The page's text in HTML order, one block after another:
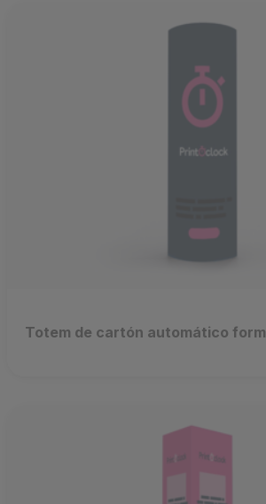
Totem de cartón automático